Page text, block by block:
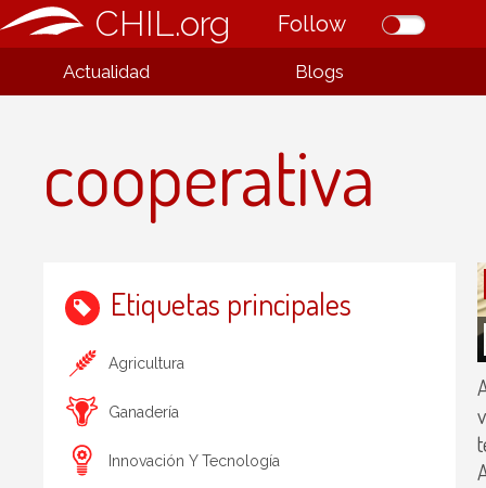
CHIL.org Follow
Actualidad Blogs
cooperativa
Etiquetas principales
Agricultura
Ganadería
Innovación Y Tecnología